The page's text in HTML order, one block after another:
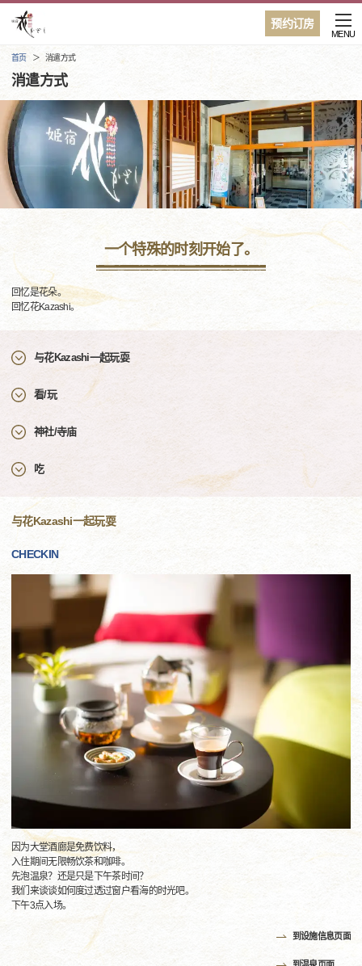
预约订房
MENU
首页 消遣方式
消遣方式
一个特殊的时刻开始了。
回忆是花朵。
回忆花Kazashi。
与花Kazashi一起玩耍
看/玩
神社/寺庙
吃
与花Kazashi一起玩耍
CHECKIN
因为大堂酒廊是免费饮料，
入住期间无限畅饮茶和咖啡。
先泡温泉？还是只是下午茶时间？
我们来谈谈如何度过透过窗户看海的时光吧。
下午3点入场。
到设施信息页面